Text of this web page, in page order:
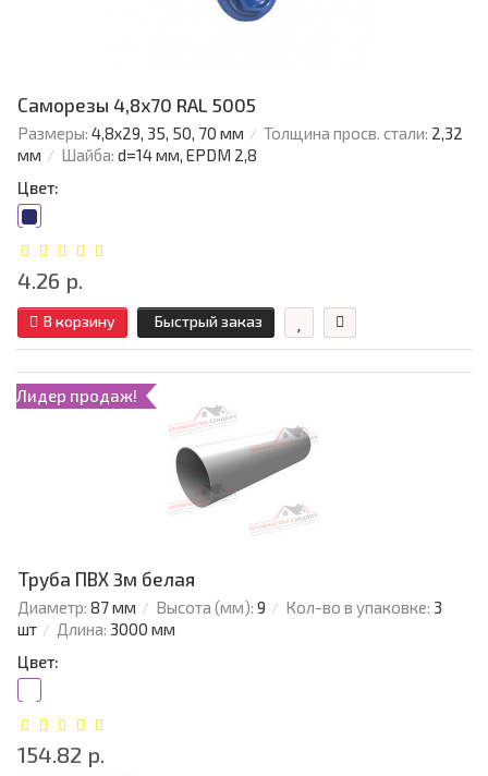
Саморезы 4,8х70 RAL 5005
Размеры: 4,8х29, 35, 50, 70 мм Толщина просв. стали: 2,32
мм
Шайба: d=14 мм, EPDM 2,8
Цвет:
4.26 р.
В корзину Быстрый заказ
Лидер продаж!
Труба ПВХ 3м белая
Диаметр: 87 мм Высота (мм): 9 Кол-во в упаковке: 3
шт
Длина: 3000 мм
Цвет:
154.82 р.